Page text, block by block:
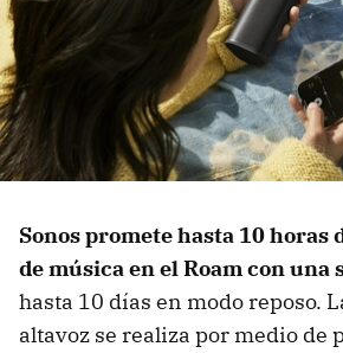
Sonos promete hasta 10 horas
de música en el Roam con una
hasta 10 días en modo reposo.
altavoz se realiza por medio de